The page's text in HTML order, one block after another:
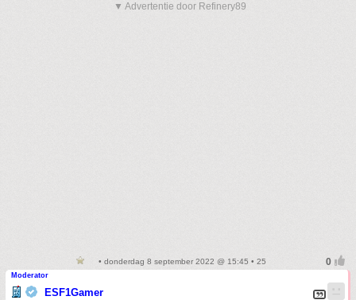
▼ Advertentie door Refinery89
• donderdag 8 september 2022 @ 15:45 • 25
Moderator
ESF1Gamer